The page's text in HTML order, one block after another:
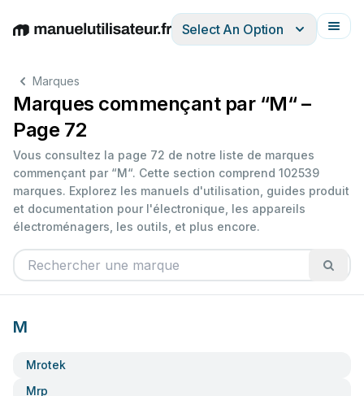
EnglishDeutschEspañolItalianoFrançais
Select An Option
Marques
Marques commençant par “M“ –
Page 72
Vous consultez la page 72 de notre liste de marques
commençant par “M“. Cette section comprend 102539
marques. Explorez les manuels d'utilisation, guides produit
et documentation pour l'électronique, les appareils
électroménagers, les outils, et plus encore.
M
Mrotek
Mrp